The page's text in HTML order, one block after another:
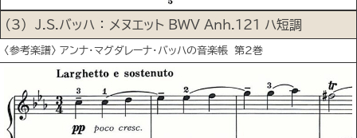
(3) J.S.バッハ ： メヌエット BWV Anh.121 ハ短調
〈参考楽譜〉 アンナ･マグダレーナ･バッハの音楽帳 第2巻